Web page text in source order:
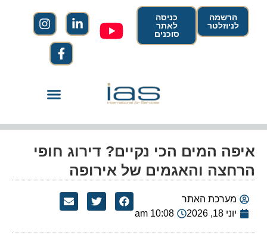
הרשמה
לניוזלטר
כניסה
לאתר
סוכנים
איפה המים הכי נקיים? דירוג חופי
הרחצה והאגמים של אירופה
מערכת האתר
יוני 18, 2026
10:08 am